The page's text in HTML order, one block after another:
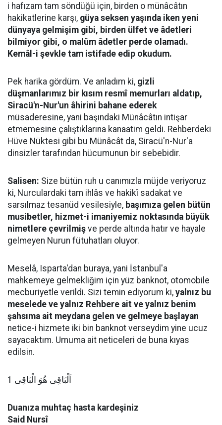
i hafızam tam söndüğü için, birden o münâcâtın
hakikatlerine karşı, güya seksen yaşında iken yeni
dünyaya gelmişim gibi, birden ülfet ve âdetleri
bilmiyor gibi, o malûm âdetler perde olamadı.
Kemâl-i şevkle tam istifade edip okudum.
Pek harika gördüm. Ve anladım ki, gizli
düşmanlarımız bir kısım resmî memurları aldatıp,
Siracü'n-Nur'un âhirini bahane ederek
müsaderesine, yani başındaki Münâcâtın intişar
etmemesine çalıştıklarına kanaatim geldi. Rehberdeki
Hüve Nüktesi gibi bu Münâcât da, Siracü'n-Nur'a
dinsizler tarafından hücumunun bir sebebidir.
Salisen: Size bütün ruh u canımızla müjde veriyoruz
ki, Nurculardaki tam ihlâs ve hakikî sadakat ve
sarsılmaz tesanüd vesilesiyle, başımıza gelen bütün
musibetler, hizmet-i imaniyemiz noktasında büyük
nimetlere çevrilmiş ve perde altında hatır ve hayale
gelmeyen Nurun fütuhatları oluyor.
Meselâ, Isparta'dan buraya, yani İstanbul'a
mahkemeye gelmekliğim için yüz banknot, otomobile
mecburiyetle verildi. Sizi temin ediyorum ki, yalnız bu
meselede ve yalnız Rehbere ait ve yalnız benim
şahsıma ait meydana gelen ve gelmeye başlayan
netice-i hizmete iki bin banknot verseydim yine ucuz
sayacaktım. Umuma ait neticeleri de buna kıyas
edilsin.
اَلْبَاقِى هُوَ الْبَاقِى 1
Duanıza muhtaç hasta kardeşiniz
Said Nursî